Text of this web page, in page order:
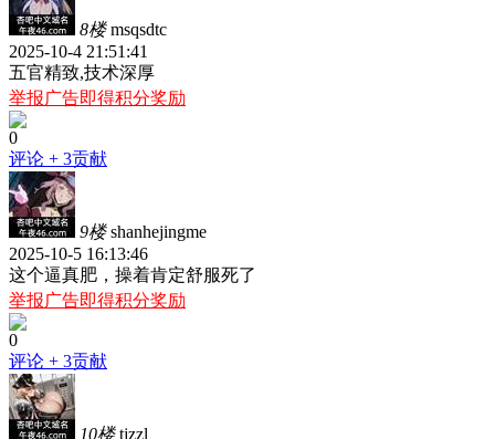
8楼 msqsdtc
2025-10-4 21:51:41
五官精致,技术深厚
举报广告即得积分奖励
0
评论 + 3贡献
9楼 shanhejingme
2025-10-5 16:13:46
这个逼真肥，操着肯定舒服死了
举报广告即得积分奖励
0
评论 + 3贡献
10楼 tjzzl